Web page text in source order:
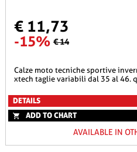
€ 11,73
-15% € 14
calze moto tecniche sportive invernali nere, bianche e gialle fluo
xtech taglie variabili dal 35 al 46.
DETAILS
ADD TO CHART
AVAILABLE IN